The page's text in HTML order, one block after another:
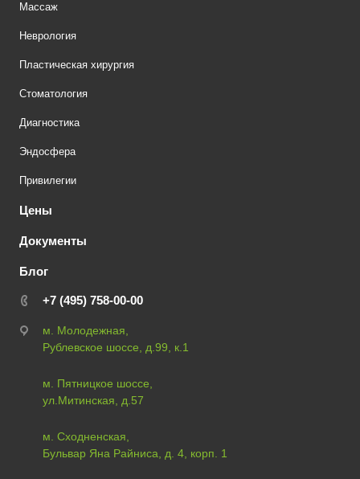
Массаж
Неврология
Пластическая хирургия
Стоматология
Диагностика
Эндосфера
Привилегии
Цены
Документы
Блог
+7 (495) 758-00-00
м. Молодежная,
Рублевское шоссе, д.99, к.1
м. Пятницкое шоссе,
ул.Митинская, д.57
м. Сходненская,
Бульвар Яна Райниса, д. 4, корп. 1